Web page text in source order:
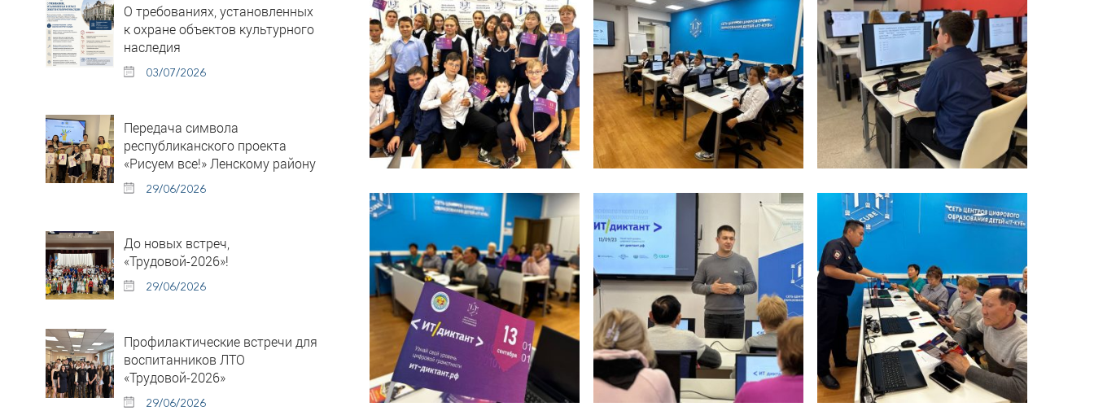
О требованиях, установленных
к охране объектов культурного
наследия
03/07/2026
Передача символа
республиканского проекта
«Рисуем все!» Ленскому району
29/06/2026
До новых встреч,
«Трудовой-2026»!
29/06/2026
Профилактические встречи для
воспитанников ЛТО
«Трудовой-2026»
29/06/2026